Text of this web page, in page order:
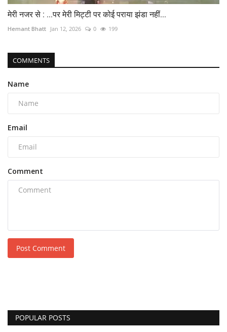
मेरी नजर से : ...पर मेरी मिट्टी पर कोई पराया झंडा नहीं...
Hemant Bhatt Jan 12, 2026 0 199
COMMENTS
Name
Email
Comment
Post Comment
POPULAR POSTS